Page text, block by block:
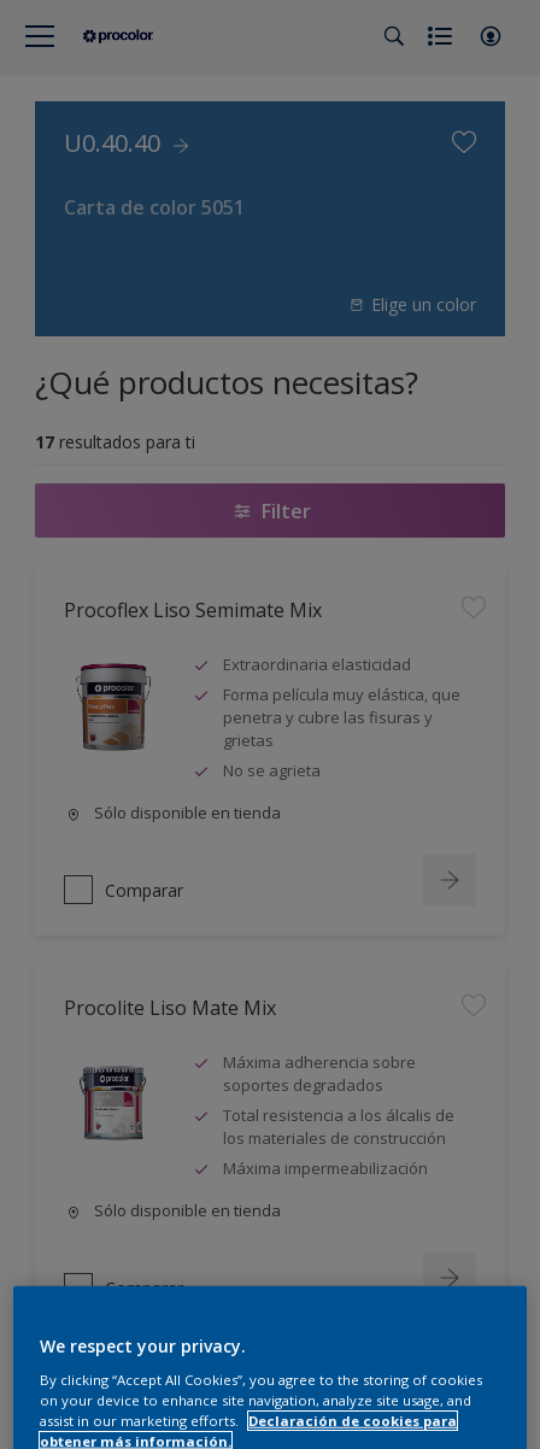
U0.40.40
Carta de color 5051
Elige un color
¿Qué productos necesitas?
17 resultados para ti
Filter
Procoflex Liso Semimate Mix
Extraordinaria elasticidad
Forma película muy elástica, que
penetra y cubre las fisuras y
grietas
No se agrieta
Sólo disponible en tienda
Comparar
Procolite Liso Mate Mix
Máxima adherencia sobre
soportes degradados
Total resistencia a los álcalis de
los materiales de construcción
Máxima impermeabilización
Sólo disponible en tienda
Comparar
We respect your privacy.
By clicking “Accept All Cookies”, you agree to the storing of cookies
on your device to enhance site navigation, analyze site usage, and
assist in our marketing efforts.
Declaración de cookies para
obtener más información.